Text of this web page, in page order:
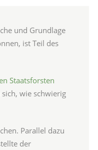
und Grundlage
ist Teil des
Staatsforsten
wie schwierig
Parallel dazu
der